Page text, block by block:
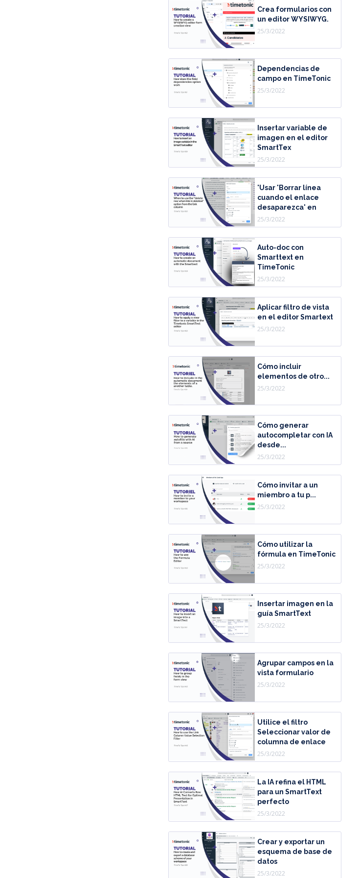
Crea formularios con
un editor WYSIWYG.
25/3/2022
Dependencias de
campo en TimeTonic
25/3/2022
Insertar variable de
imagen en el editor
SmartTex
25/3/2022
'Usar 'Borrar línea
cuando el enlace
desaparezca' en
25/3/2022
Auto-doc con
Smarttext en
TimeTonic
25/3/2022
Aplicar filtro de vista
en el editor Smartext
25/3/2022
Cómo incluir
elementos de otro...
25/3/2022
Cómo generar
autocompletar con IA
desde...
25/3/2022
Cómo invitar a un
miembro a tu p...
25/3/2022
Cómo utilizar la
fórmula en TimeTonic
25/3/2022
Insertar imagen en la
guía SmartText
25/3/2022
Agrupar campos en la
vista formulario
25/3/2022
Utilice el filtro
Seleccionar valor de
columna de enlace
25/3/2022
La IA refina el HTML
para un SmartText
perfecto
25/3/2022
Crear y exportar un
esquema de base de
datos
25/3/2022